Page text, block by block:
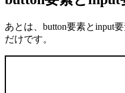
あとは、 button要素とinput
だけです。